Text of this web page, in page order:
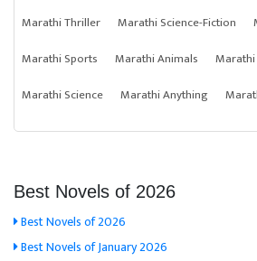
Marathi Thriller
Marathi Science-Fiction
Marathi Sports
Marathi Animals
Marathi Science
Marathi Anything
Best Novels of 2026
Best Novels of 2026
Best Novels of January 2026